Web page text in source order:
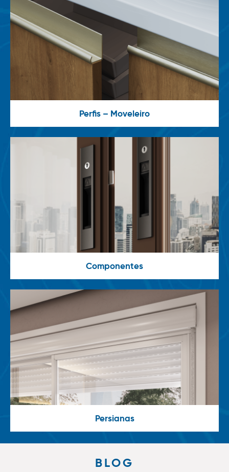
Perfis – Moveleiro
Componentes
Persianas
BLOG